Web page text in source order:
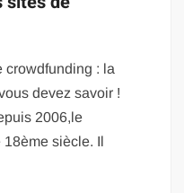
crowdfunding : la
devez savoir !
2006,le
siècle. Il